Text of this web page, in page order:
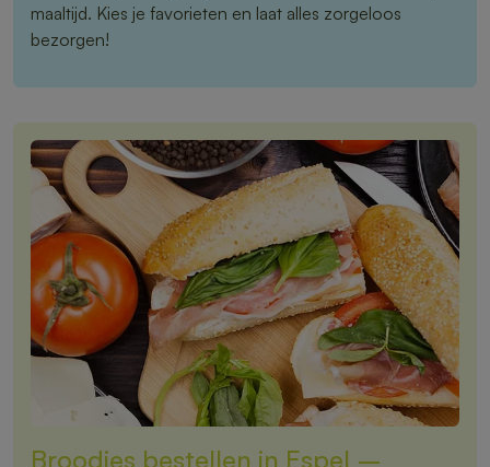
maaltijd. Kies je favorieten en laat alles zorgeloos
bezorgen!
Broodjes bestellen in Espel –